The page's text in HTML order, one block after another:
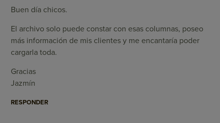
Buen día chicos.
El archivo solo puede constar con esas columnas, poseo
más información de mis clientes y me encantaría poder
cargarla toda.
Gracias
Jazmín
RESPONDER